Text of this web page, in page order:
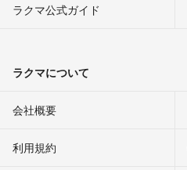
ラクマ公式ガイド
ラクマについて
会社概要
利用規約